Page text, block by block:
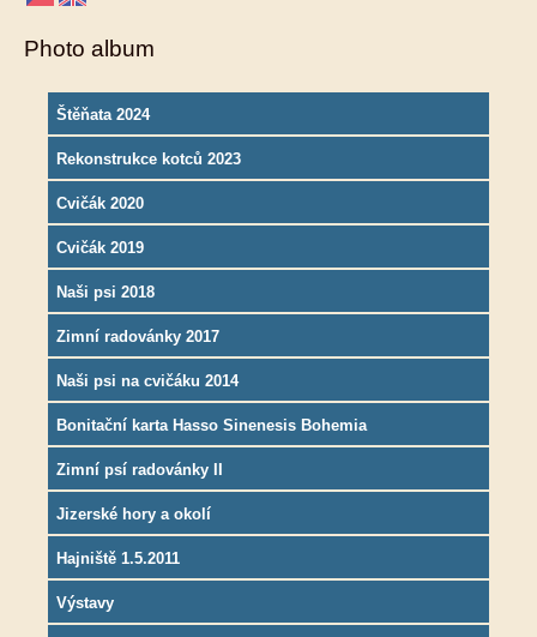
Photo album
Štěňata 2024
Rekonstrukce kotců 2023
Cvičák 2020
Cvičák 2019
Naši psi 2018
Zimní radovánky 2017
Naši psi na cvičáku 2014
Bonitační karta Hasso Sinenesis Bohemia
Zimní psí radovánky II
Jizerské hory a okolí
Hajniště 1.5.2011
Výstavy